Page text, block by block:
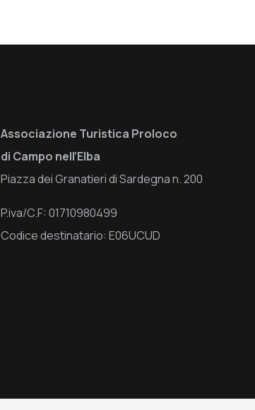
Associazione Turistica Proloco
di Campo nell’Elba
Piazza dei Granatieri di Sardegna n. 200
P.iva/C.F: 01710980499
Codice destinatario: E06UCUD